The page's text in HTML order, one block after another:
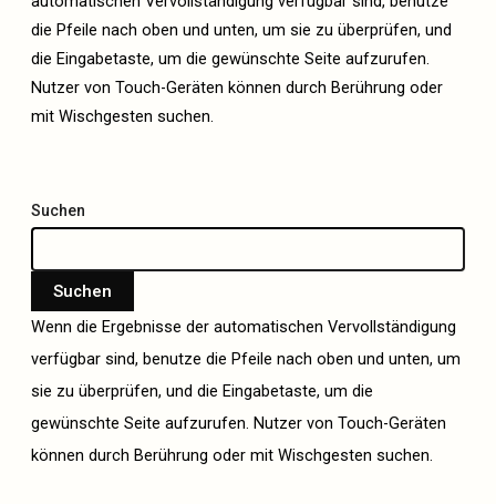
die Pfeile nach oben und unten, um sie zu überprüfen, und
die Eingabetaste, um die gewünschte Seite aufzurufen.
Nutzer von Touch-Geräten können durch Berührung oder
mit Wischgesten suchen.
Suchen
Suchen
Wenn die Ergebnisse der automatischen Vervollständigung
verfügbar sind, benutze die Pfeile nach oben und unten, um
sie zu überprüfen, und die Eingabetaste, um die
gewünschte Seite aufzurufen. Nutzer von Touch-Geräten
können durch Berührung oder mit Wischgesten suchen.